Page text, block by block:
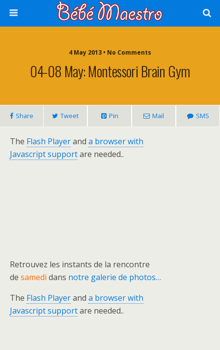
4 May 2013 • No Comments
04-08 May: Montessori Brain Gym
Share Tweet Pin Mail SMS
The Flash Playerand a browser with
Javascript supportare needed..
Retrouvez les instants de la rencontre
de samedi dans notre galerie de photos…
The Flash Playerand a browser with
Javascript supportare needed..